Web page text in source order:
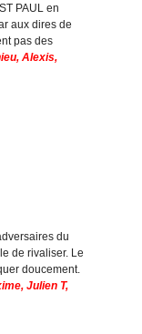
PAUL en
aux dires de
pas des
Alexis,
du
de rivaliser. Le
doucement.
Julien T,